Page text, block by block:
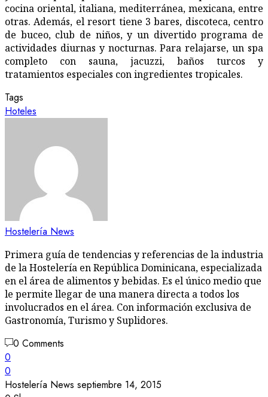
cocina oriental, italiana, mediterránea, mexicana, entre
otras. Además, el resort tiene 3 bares, discoteca, centro
de buceo, club de niños, y un divertido programa de
actividades diurnas y nocturnas. Para relajarse, un spa
completo con sauna, jacuzzi, baños turcos y
tratamientos especiales con ingredientes tropicales.
Tags
Hoteles
Hostelería News
Primera guía de tendencias y referencias de la industria
de la Hostelería en República Dominicana, especializada
en el área de alimentos y bebidas. Es el único medio que
le permite llegar de una manera directa a todos los
involucrados en el área. Con información exclusiva de
Gastronomía, Turismo y Suplidores.
0 Comments
0
0
Hostelería News septiembre 14, 2015